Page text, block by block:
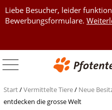
Liebe Besucher, leider
Bewerbungsformulare.
Start/Vermittelte Tiere/ Neue
entdecken die grosse Welt